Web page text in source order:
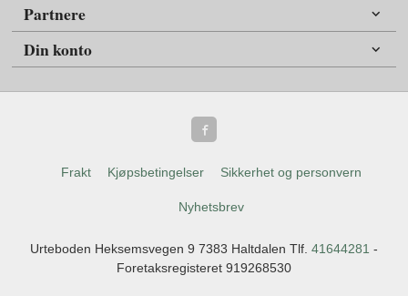
Partnere
Din konto
Frakt Kjøpsbetingelser Sikkerhet og personvern
Nyhetsbrev
Urteboden Heksemsvegen 9 7383 Haltdalen Tlf. 41644281 -
Foretaksregisteret 919268530